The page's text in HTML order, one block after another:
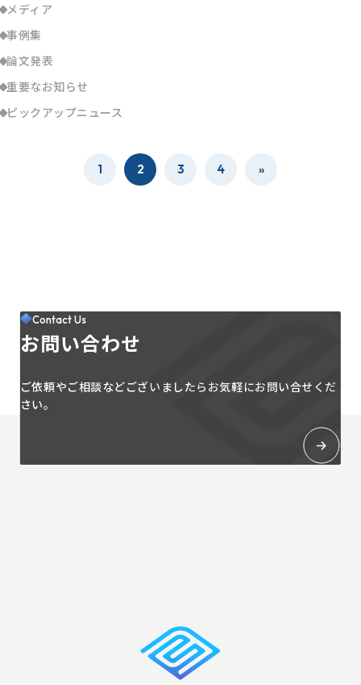
メディア
事例集
論文発表
重要なお知らせ
ピックアップニュース
1 2 3 4 »
Contact Us
お問い合わせ
ご依頼やご相談などございましたらお気軽にお問い合せくだ
さい。